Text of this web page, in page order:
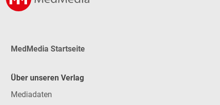
MedMedia Startseite
Über unseren Verlag
Mediadaten